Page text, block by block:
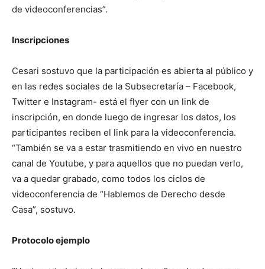
de videoconferencias”.
Inscripciones
Cesari sostuvo que la participación es abierta al público y
en las redes sociales de la Subsecretaría – Facebook,
Twitter e Instagram- está el flyer con un link de
inscripción, en donde luego de ingresar los datos, los
participantes reciben el link para la videoconferencia.
“También se va a estar trasmitiendo en vivo en nuestro
canal de Youtube, y para aquellos que no puedan verlo,
va a quedar grabado, como todos los ciclos de
videoconferencia de “Hablemos de Derecho desde
Casa”, sostuvo.
Protocolo ejemplo